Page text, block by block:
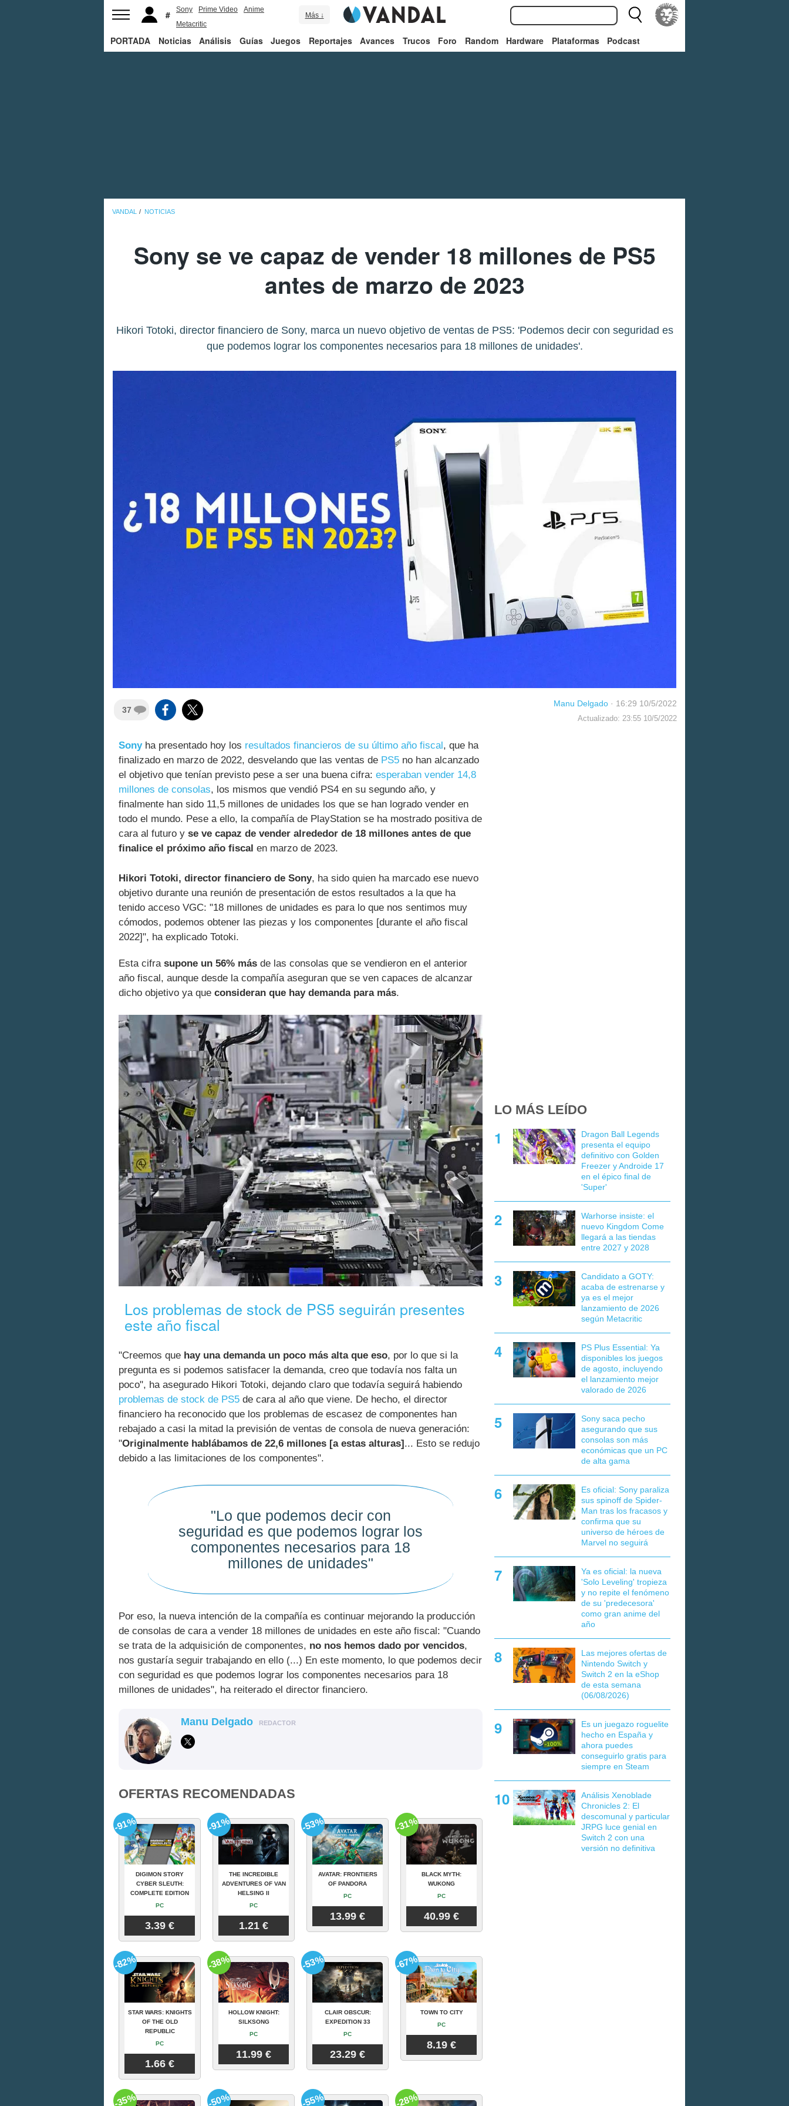
Sony Prime Video
Anime
Metacritic
Más ↓
PORTADA Noticias Análisis Guías Juegos Reportajes Avances Trucos Foro Random Hardware Plataformas Podcast
VANDAL NOTICIAS
Sony se ve capaz de vender 18 millones de PS5
antes de marzo de 2023
Hikori Totoki, director financiero de Sony, marca un nuevo objetivo de ventas de PS5: 'Podemos decir con seguridad es
que podemos lograr los componentes necesarios para 18 millones de unidades'.
37
Manu Delgado · 16:29 10/5/2022
Actualizado: 23:55 10/5/2022
Sonyha presentado hoy los resultados financieros de su último año fiscal , que ha
finalizado en marzo de 2022, desvelando que las ventas de PS5 no han alcanzado
el objetivo que tenían previsto pese a ser una buena cifra: esperaban vender 14,8
millones de consolas, los mismos que vendió PS4 en su segundo año, y
finalmente han sido 11,5 millones de unidades los que se han logrado vender en
todo el mundo. Pese a ello, la compañía de PlayStation se ha mostrado positiva de
cara al futuro y se ve capaz de vender alrededor de 18 millones antes de que
finalice el próximo año fiscal en marzo de 2023.
Hikori Totoki, director financiero de Sony, ha sido quien ha marcado ese nuevo
objetivo durante una reunión de presentación de estos resultados a la que ha
tenido acceso VGC: "18 millones de unidades es para lo que nos sentimos muy
cómodos, podemos obtener las piezas y los componentes [durante el año fiscal
2022]", ha explicado Totoki.
Esta cifra supone un 56% más de las consolas que se vendieron en el anterior
año fiscal, aunque desde la compañía aseguran que se ven capaces de alcanzar
dicho objetivo ya que consideran que hay demanda para más.
Los problemas de stock de PS5 seguirán presentes
este año fiscal
"Creemos que hay una demanda un poco más alta que eso, por lo que si la
pregunta es si podemos satisfacer la demanda, creo que todavía nos falta un
poco", ha asegurado Hikori Totoki, dejando claro que todavía seguirá habiendo
problemas de stock de PS5 de cara al año que viene. De hecho, el director
financiero ha reconocido que los problemas de escasez de componentes han
rebajado a casi la mitad la previsión de ventas de consola de nueva generación:
"Originalmente hablábamos de 22,6 millones [a estas alturas]... Esto se redujo
debido a las limitaciones de los componentes".
"Lo que podemos decir con
seguridad es que podemos lograr los
componentes necesarios para 18
millones de unidades"
Por eso, la nueva intención de la compañía es continuar mejorando la producción
de consolas de cara a vender 18 millones de unidades en este año fiscal: "Cuando
se trata de la adquisición de componentes, no nos hemos dado por vencidos,
nos gustaría seguir trabajando en ello (...) En este momento, lo que podemos decir
con seguridad es que podemos lograr los componentes necesarios para 18
millones de unidades", ha reiterado el director financiero.
Manu Delgado REDACTOR
OFERTAS RECOMENDADAS
DIGIMON STORY
CYBER SLEUTH:
COMPLETE EDITION
PC
3.39 €
-91%
THE INCREDIBLE
ADVENTURES OF VAN
HELSING II
PC
1.21 €
-91%
AVATAR: FRONTIERS
OF PANDORA
PC
13.99 €
-53%
BLACK MYTH:
WUKONG
PC
40.99 €
-31%
STAR WARS: KNIGHTS
OF THE OLD
REPUBLIC
PC
1.66 €
-82%
HOLLOW KNIGHT:
SILKSONG
PC
11.99 €
-38%
CLAIR OBSCUR:
EXPEDITION 33
PC
23.29 €
-53%
TOWN TO CITY
PC
8.19 €
-67%
-35% -50% -55% -28%
LO MÁS LEÍDO
Dragon Ball Legends
presenta el equipo
definitivo con Golden
Freezer y Androide 17
en el épico final de
'Super'
Warhorse insiste: el
nuevo Kingdom Come
llegará a las tiendas
entre 2027 y 2028
Candidato a GOTY:
acaba de estrenarse y
ya es el mejor
lanzamiento de 2026
según Metacritic
PS Plus Essential: Ya
disponibles los juegos
de agosto, incluyendo
el lanzamiento mejor
valorado de 2026
Sony saca pecho
asegurando que sus
consolas son más
económicas que un PC
de alta gama
Es oficial: Sony paraliza
sus spinoff de Spider-
Man tras los fracasos y
confirma que su
universo de héroes de
Marvel no seguirá
Ya es oficial: la nueva
'Solo Leveling' tropieza
y no repite el fenómeno
de su 'predecesora'
como gran anime del
año
Las mejores ofertas de
Nintendo Switch y
Switch 2 en la eShop
de esta semana
(06/08/2026)
Es un juegazo roguelite
hecho en España y
ahora puedes
conseguirlo gratis para
siempre en Steam
Análisis Xenoblade
Chronicles 2: El
descomunal y particular
JRPG luce genial en
Switch 2 con una
versión no definitiva